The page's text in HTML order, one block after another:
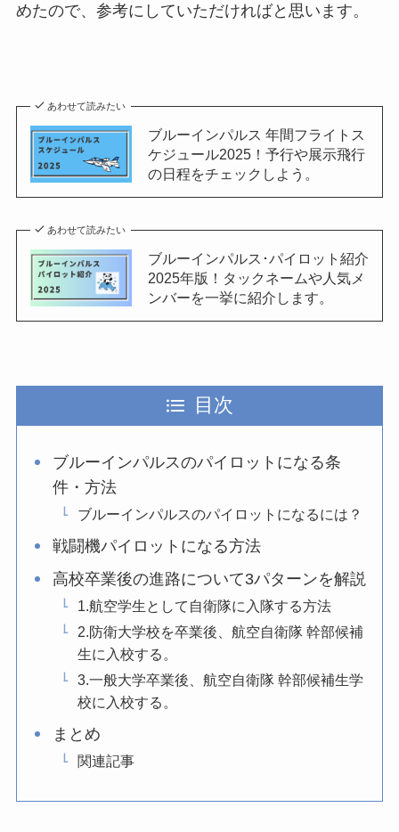
めたので、参考にしていただければと思います。
あわせて読みたい
ブルーインパルス 年間フライトス
ケジュール2025！予行や展示飛行
の日程をチェックしよう。
あわせて読みたい
ブルーインパルス･パイロット紹介
2025年版！タックネームや人気メ
ンバーを一挙に紹介します。
目次
ブルーインパルスのパイロットになる条
件・方法
ブルーインパルスのパイロットになるには？
戦闘機パイロットになる方法
高校卒業後の進路について3パターンを解説
1.航空学生として自衛隊に入隊する方法
2.防衛大学校を卒業後、航空自衛隊 幹部候補
生に入校する。
3.一般大学卒業後、航空自衛隊 幹部候補生学
校に入校する。
まとめ
関連記事